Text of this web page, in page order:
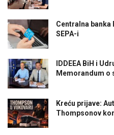
Centralna
SEPA-i
IDDEEA BiH i
Memorandum o
Kreću prijave:
Thompsonov